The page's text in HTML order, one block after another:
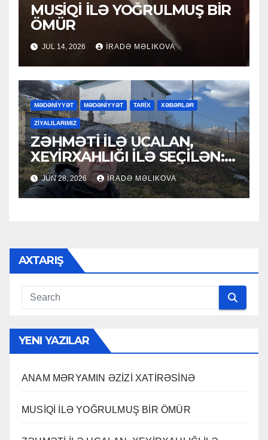
MUSİQİ İLƏ YOĞRULMUŞ BİR
ÖMÜR
JUL 14, 2026 İRADƏ MƏLIKOVA
MƏDƏNİYYƏT MƏDƏNİYYƏT TARİX XƏBƏRLƏR
ZİYALILARIMIZ
ZƏHMƏTİ İLƏ UCALAN,
XEYİRXAHLIĞI İLƏ SEÇİLƏN:
HACI RAMAZAN QULİYEV
JUN 28, 2026 İRADƏ MƏLIKOVA
AXTARIŞ
YENI YAZILAR
ANAM MƏRYAMIN ƏZİZİ XATİRƏSİNƏ
MUSİQİ İLƏ YOĞRULMUŞ BİR ÖMÜR